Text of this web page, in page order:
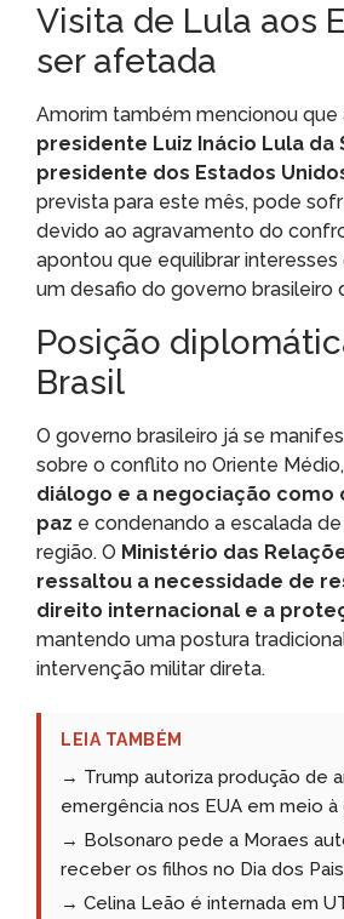
Visita de Lula aos
ser afetada
Amorim também mencionou que
presidente Luiz Inácio Lula da
presidente dos Estados
prevista para este mês, pode
devido ao agravamento do
apontou que equilibrar
um desafio do governo brasileiro
Posição
Brasil
O governo brasileiro já se
sobre o conflito no Oriente
diálogo e a negociação como
paz e condenando a escalada
região. O Ministério das
ressaltou a necessidade de
direito internacional e a
mantendo uma postura
intervenção militar direta.
LEIA TAMBÉM
→ Trump autoriza produção de
emergência nos EUA em meio
→ Bolsonaro pede a Moraes
receber os filhos no Dia dos Pais
→ Celina Leão é internada em